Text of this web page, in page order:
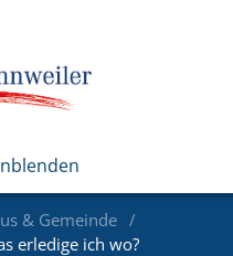
& Gemeinde
erledige ich wo?